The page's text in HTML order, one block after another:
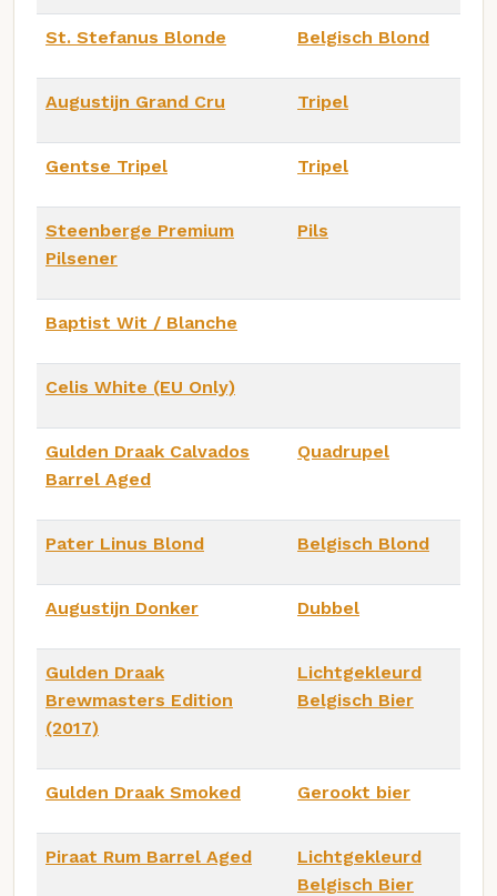
St. Stefanus Blonde Belgisch Blond
Augustijn Grand Cru Tripel
Gentse Tripel Tripel
Steenberge Premium
Pilsener
Pils
Baptist Wit / Blanche
Celis White (EU Only)
Gulden Draak Calvados
Barrel Aged
Quadrupel
Pater Linus Blond Belgisch Blond
Augustijn Donker Dubbel
Gulden Draak
Brewmasters Edition
(2017)
Lichtgekleurd
Belgisch Bier
Gulden Draak Smoked Gerookt bier
Piraat Rum Barrel Aged
Lichtgekleurd
Belgisch Bier